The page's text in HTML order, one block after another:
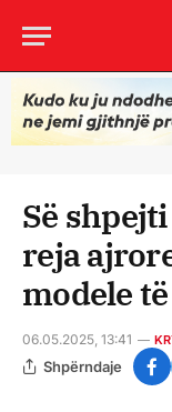
Së
reja
modele
06.05.2025, 13:41
Shpërndaje